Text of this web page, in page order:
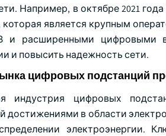
Например, в октябре 2021
которая является крупным
расширенными цифровыми
и повысить надежность сети.
цифровых подстанций
индустрия цифровых
достижениями в области
электроэнергии.